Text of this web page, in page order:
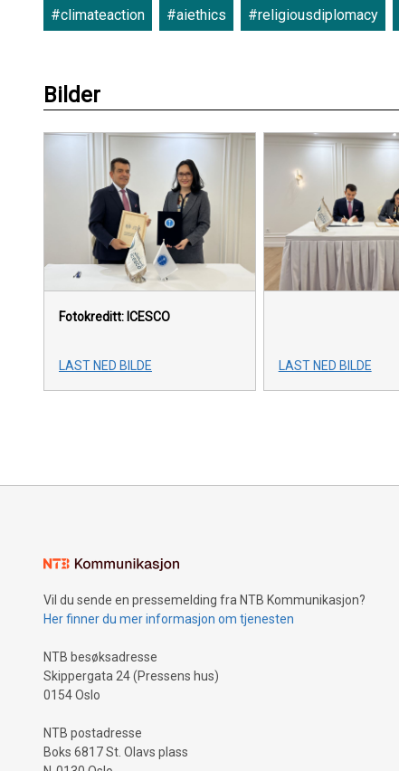
#climateaction #aiethics #religiousdiplomacy
Bilder
Fotokreditt: ICESCO
LAST NED BILDE LAST NED BILDE
Vil du sende en pressemelding fra NTB Kommunikasjon?
Her finner du mer informasjon om tjenesten
NTB besøksadresse
Skippergata 24 (Pressens hus)
0154 Oslo
NTB postadresse
Boks 6817 St. Olavs plass